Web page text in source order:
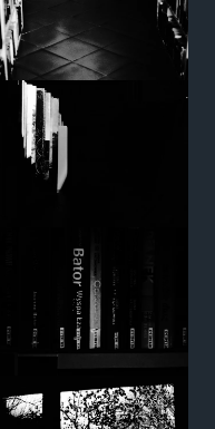
zainteresowania i
zachowania
podczas
odwiedzania naszej
strony, zwiększasz
szansę na
zobaczenie
spersonalizowanych